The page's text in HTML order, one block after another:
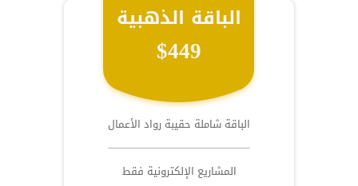
الباقة الذهبية
$449
الباقة شاملة حقيبة رواد الأعمال
المشاريع الإلكترونية فقط